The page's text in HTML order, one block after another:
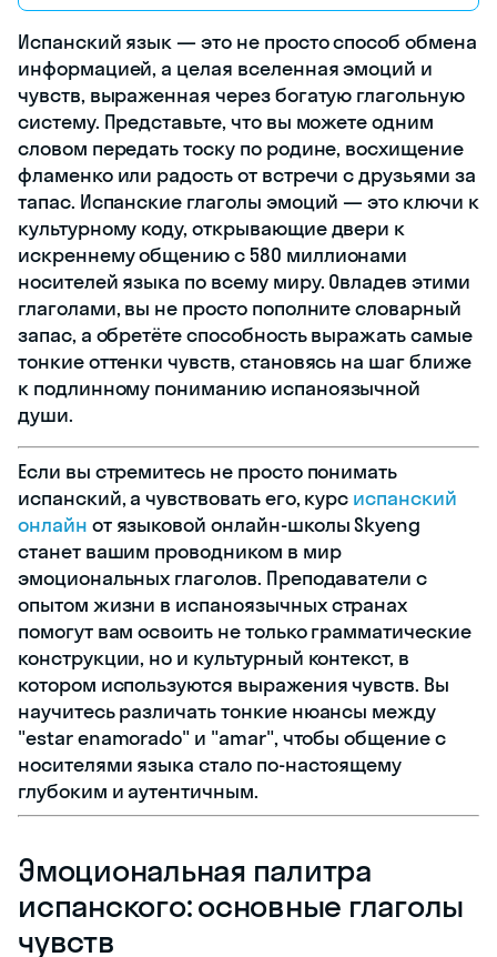
Испанский язык — это не просто способ обмена
информацией, а целая вселенная эмоций и
чувств, выраженная через богатую глагольную
систему. Представьте, что вы можете одним
словом передать тоску по родине, восхищение
фламенко или радость от встречи с друзьями за
тапас. Испанские глаголы эмоций — это ключи к
культурному коду, открывающие двери к
искреннему общению с 580 миллионами
носителей языка по всему миру. Овладев этими
глаголами, вы не просто пополните словарный
запас, а обретёте способность выражать самые
тонкие оттенки чувств, становясь на шаг ближе
к подлинному пониманию испаноязычной
души.
Если вы стремитесь не просто понимать
испанский, а чувствовать его, курс испанский
онлайн от языковой онлайн-школы Skyeng
станет вашим проводником в мир
эмоциональных глаголов. Преподаватели с
опытом жизни в испаноязычных странах
помогут вам освоить не только грамматические
конструкции, но и культурный контекст, в
котором используются выражения чувств. Вы
научитесь различать тонкие нюансы между
"estar enamorado" и "amar", чтобы общение с
носителями языка стало по-настоящему
глубоким и аутентичным.
Эмоциональная палитра
испанского: основные глаголы
чувств